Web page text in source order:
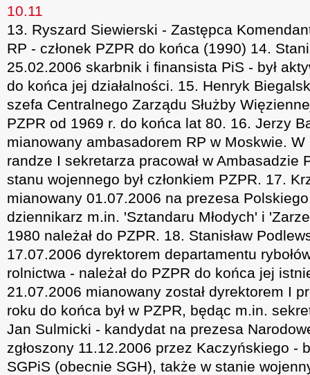
10.11
13. Ryszard Siewierski - Zastępca
RP - członek PZPR do końca (1990) 14.
25.02.2006 skarbnik i finansista PiS - był
do końca jej działalności. 15. Henryk
szefa Centralnego Zarządu Służby
PZPR od 1969 r. do końca lat 80. 16. Jerzy
mianowany ambasadorem RP w Moskwie.
randze I sekretarza pracował w Ambasadzie
stanu wojennego był członkiem PZPR. 17.
mianowany 01.07.2006 na prezesa
dziennikarz m.in. 'Sztandaru Młodych' i
1980 należał do PZPR. 18. Stanisław
17.07.2006 dyrektorem departamentu
rolnictwa - należał do PZPR do końca jej
21.07.2006 mianowany został dyrektorem I
roku do końca był w PZPR, będąc m.in.
Jan Sulmicki - kandydat na prezesa
zgłoszony 11.12.2006 przez Kaczyńskiego -
SGPiS (obecnie SGH), także w stanie